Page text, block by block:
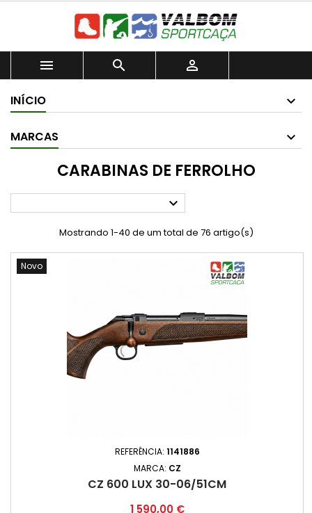
  
INÍCIO
MARCAS
CARABINAS DE FERROLHO

Mostrando 1-40 de um total de 76 artigo(s)
Novo
REFERÊNCIA: 1141886
MARCA: CZ
CZ 600 LUX 30-06/51CM
Preço
1 590,00 €